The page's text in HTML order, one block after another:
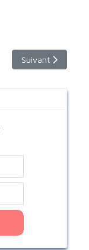
Article suivant :
Suivant